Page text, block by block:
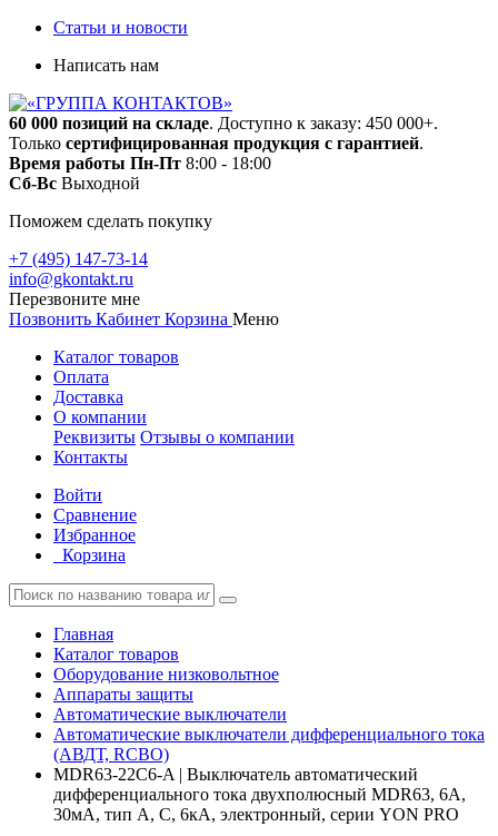
Статьи и новости
Написать нам
60 000 позиций на складе. Доступно к заказу: 450 000+.
Только сертифицированная продукция с гарантией.
Время работы Пн-Пт 8:00 - 18:00
Сб-Вс Выходной
Поможем сделать покупку
+7 (495) 147-73-14
info@gkontakt.ru
Перезвоните мне
Позвонить Кабинет Корзина Меню
Каталог товаров
Оплата
Доставка
О компании
Реквизиты Отзывы о компании
Контакты
Войти
Сравнение
Избранное
Корзина
Главная
Каталог товаров
Оборудование низковольтное
Аппараты защиты
Автоматические выключатели
Автоматические выключатели дифференциального тока
(АВДТ, RCBO)
MDR63-22C6-A | Выключатель автоматический
дифференциального тока двухполюсный MDR63, 6А,
30мА, тип A, C, 6кА, электронный, серии YON PRO